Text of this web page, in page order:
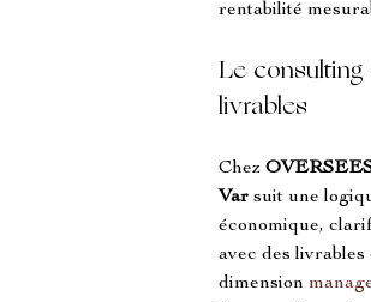
rentabilité
Le consulting
livrables
Chez
Var suit une
économique,
avec des
dimension